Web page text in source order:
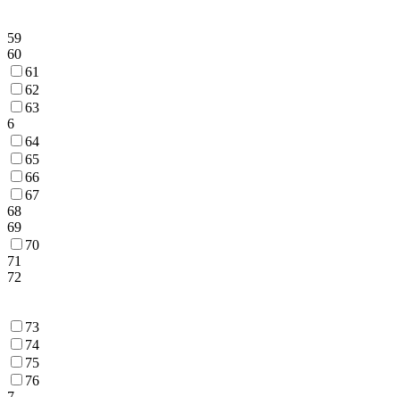
59
60
61
62
63
6
64
65
66
67
68
69
70
71
72
73
74
75
76